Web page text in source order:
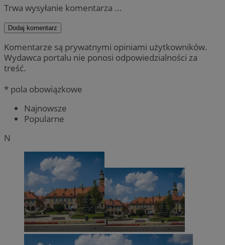
Trwa wysyłanie komentarza ...
Dodaj komentarz
Komentarze są prywatnymi opiniami użytkowników.
Wydawca portalu nie ponosi odpowiedzialności za
treść.
* pola obowiązkowe
Najnowsze
Popularne
N